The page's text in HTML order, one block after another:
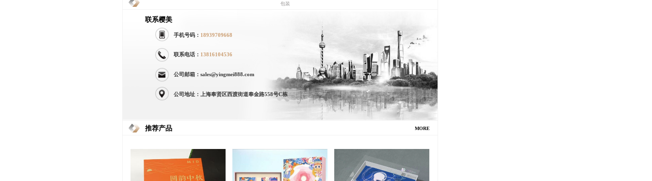
包装
联系樱美
手机号码： 18939709668
联系电话： 13816104536
公司邮箱：sales@yingmei888.com
公司地址：上海奉贤区西渡街道奉金路558号C栋
推荐产品 MORE